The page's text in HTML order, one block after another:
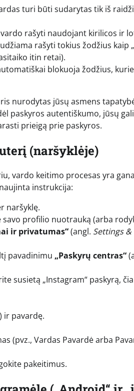
turi būti sudarytas tik iš
rašyti naudojant kirilicos ir
rašyti tokius žodžius kaip
itin retai).
blokuoja žodžius,
nurodytas jūsų asmens
paskyros autentiškumo, jūsų
prieigą prie paskyros.
(naršyklėje)
vardo keitimo procesas yra
instrukcija:
naršyklę.
profilio nuotrauką (arba
ir privatumas“(angl. Settings &
pavadinimu „Paskyrų centras“
susietą „Instagram“ paskyrą,
ir pavardę.
(pvz., Vardas Pavardė arba
pakeitimus.